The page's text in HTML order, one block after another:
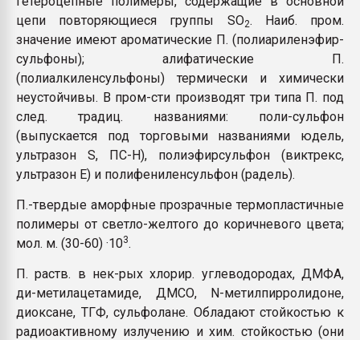
пластмасс
28.07.2026
ситуацией на
ПЕРЕЙТИ НА
цепи повторяющиеся группы SO2. Наиб. пром.
значение имеют ароматические П. (полиариленэфир-
сульфоны); алифатические П.
(полиалкиленсульфоны) термически и химически
неустойчивы. В пром-сти производят три типа П. под
след. традиц. названиями: поли-сульфон
(выпускается под торговыми названиями юдель,
ультразон S, ПС-Н), полиэфирсульфон (виктрекс,
ультразон Е) и полифениленсульфон (радель).
П.-твердые аморфные прозрачные термопластичные
полимеры от светло-желтого до коричневого цвета;
мол. м. (30-60) ·103.
П. раств. в нек-рых хлорир. углеводородах, ДМФА,
ди-метилацетамиде, ДМСО, N-метилпирролидоне,
диоксане, ТГФ, сульфолане. Обладают стойкостью к
радиоактивному излучению и хим. стойкостью (они